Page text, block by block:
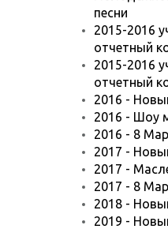
песни
2015-2016
отчетный
2015-2016
отчетный
2016 -
2016 - Шоу
2016 - 8
2017 -
2017 -
2017 - 8
2018 -
2019 -